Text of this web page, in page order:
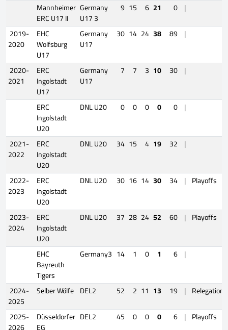
Mannheimer
ERC U17 II
Germany
U17 3
9 15 6 21 0 |
2019-
2020
EHC
Wolfsburg
U17
Germany
U17
30 14 24 38 89 |
2020-
2021
ERC
Ingolstadt
U17
Germany
U17
7 7 3 10 30 |
ERC
Ingolstadt
U20
DNL U20 0 0 0 0 0 |
2021-
2022
ERC
Ingolstadt
U20
DNL U20 34 15 4 19 32 |
2022-
2023
ERC
Ingolstadt
U20
DNL U20 30 16 14 30 34 | Playoffs
2023-
2024
ERC
Ingolstadt
U20
DNL U20 37 28 24 52 60 | Playoffs
EHC
Bayreuth
Tigers
Germany3 14 1 0 1 6 |
2024-
2025
Selber Wölfe DEL2 52 2 11 13 19 | Relegation
2025-
Düsseldorfer DEL2 45 0 0 0 6 | Playoffs